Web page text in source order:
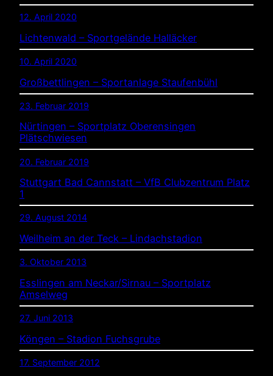
12. April 2020
Lichtenwald – Sportgelände Halläcker
10. April 2020
Großbettlingen – Sportanlage Staufenbühl
23. Februar 2019
Nürtingen – Sportplatz Oberensingen
Plätschwiesen
20. Februar 2019
Stuttgart Bad Cannstatt – VfB Clubzentrum Platz
1
29. August 2014
Weilheim an der Teck – Lindachstadion
3. Oktober 2013
Esslingen am Neckar/Sirnau – Sportplatz
Amselweg
27. Juni 2013
Köngen – Stadion Fuchsgrube
17. September 2012